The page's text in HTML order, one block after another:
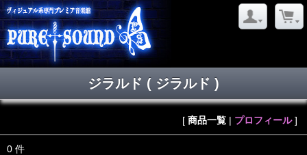
ジラルド ( ジラルド )
[ 商品一覧 | プロフィール]
0 件